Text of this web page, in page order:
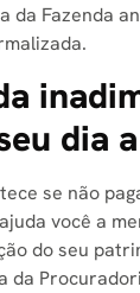
Fazenda
dia
se não
você a
do seu
da